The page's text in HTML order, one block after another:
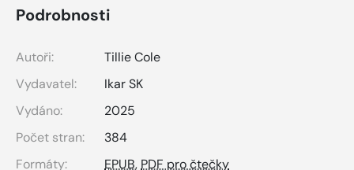
Podrobnosti
Autoři:
Tillie Cole
Vydavatel:
Ikar SK
Vydáno:
2025
Počet stran:
384
Formáty:
EPUB,PDF pro čtečky